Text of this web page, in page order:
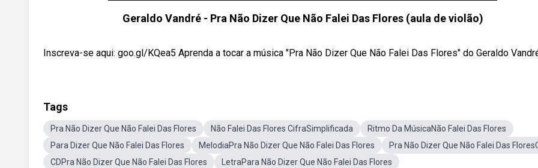
Geraldo Vandré - Pra Não Dizer Que Não Falei Das Flores (aula de violão)
Inscreva-se aqui: goo.gl/KQea5 Aprenda a tocar a música "Pra Não Dizer Que Não Falei Das Flores" do Geraldo
Tags
Pra Não Dizer Que Não Falei Das Flores Não Falei Das Flores CifraSimplificada
Ritmo Da MúsicaNão Falei Das Flores
Para Dizer Que Não Falei Das Flores
MelodiaPra Não Dizer Que Não Falei Das Flores
Pra Não Dizer Que Não Falei Das
CDPra Não Dizer Que Não Falei Das Flores
LetraPara Não Dizer Que Não Falei Das Flores